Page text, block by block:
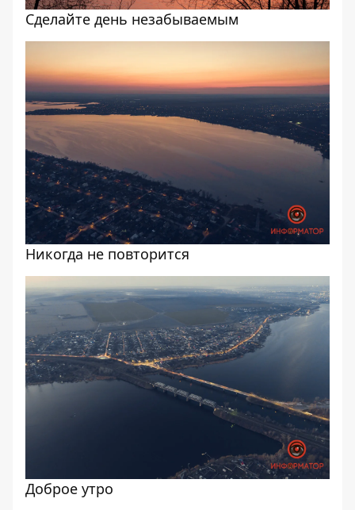
Сделайте день незабываемым
Никогда не повторится
Доброе утро